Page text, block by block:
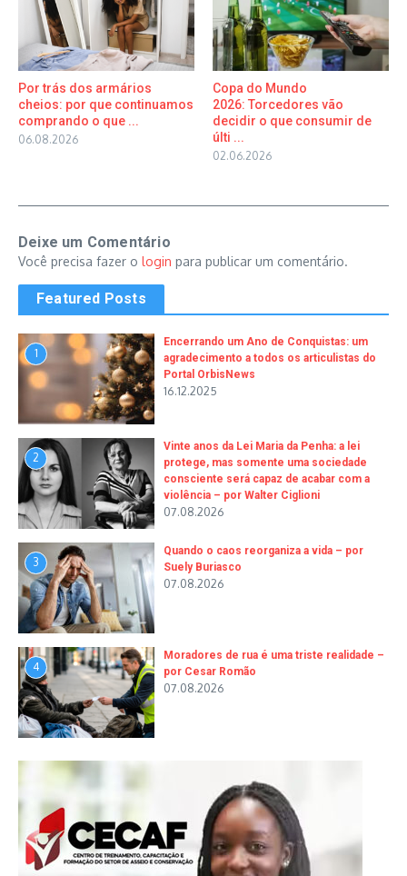
Por trás dos armários
cheios: por que continuamos
comprando o que ...
06.08.2026
Copa do Mundo
2026: Torcedores vão
decidir o que consumir de
últi ...
02.06.2026
Deixe um Comentário
Você precisa fazer o login para publicar um comentário.
Featured Posts
1
Encerrando um Ano de Conquistas: um
agradecimento a todos os articulistas do
Portal OrbisNews
16.12.2025
2
Vinte anos da Lei Maria da Penha: a lei
protege, mas somente uma sociedade
consciente será capaz de acabar com a
violência – por Walter Ciglioni
07.08.2026
3
Quando o caos reorganiza a vida – por
Suely Buriasco
07.08.2026
4
Moradores de rua é uma triste realidade –
por Cesar Romão
07.08.2026